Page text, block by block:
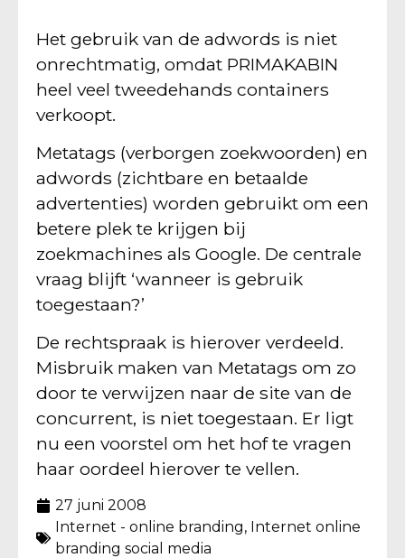
Het gebruik van de adwords is niet
onrechtmatig, omdat PRIMAKABIN
heel veel tweedehands containers
verkoopt.
Metatags (verborgen zoekwoorden) en
adwords (zichtbare en betaalde
advertenties) worden gebruikt om een
betere plek te krijgen bij
zoekmachines als Google. De centrale
vraag blijft ‘wanneer is gebruik
toegestaan?’
De rechtspraak is hierover verdeeld.
Misbruik maken van Metatags om zo
door te verwijzen naar de site van de
concurrent, is niet toegestaan. Er ligt
nu een voorstel om het hof te vragen
haar oordeel hierover te vellen.
27 juni 2008
Internet - online branding, Internet online
branding social media